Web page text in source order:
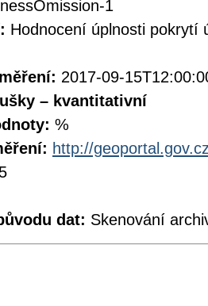
1
Hodnocení úplnosti pokrytí
2017-09-
– kvantitativní
%
http://
dat: Skenování